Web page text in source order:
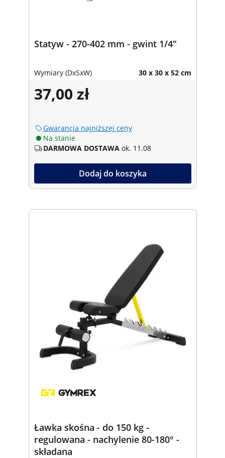
Statyw - 270-402 mm - gwint 1/4"
Wymiary (DxSxW) 30 x 30 x 52 cm
37,00 zł
Gwarancja najniższej ceny
Na stanie
DARMOWA DOSTAWA ok. 11.08
Dodaj do koszyka
Ławka skośna - do 150 kg -
regulowana - nachylenie 80-180° -
składana